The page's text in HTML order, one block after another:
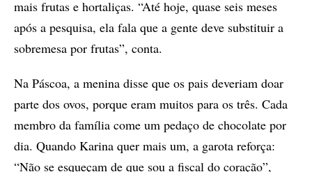
mais frutas e hortaliças. “Até hoje, quase seis meses
após a pesquisa, ela fala que a gente deve substituir a
sobremesa por frutas”, conta.
Na Páscoa, a menina disse que os pais deveriam doar
parte dos ovos, porque eram muitos para os três. Cada
membro da família come um pedaço de chocolate por
dia. Quando Karina quer mais um, a garota reforça:
“Não se esqueçam de que sou a fiscal do coração”,